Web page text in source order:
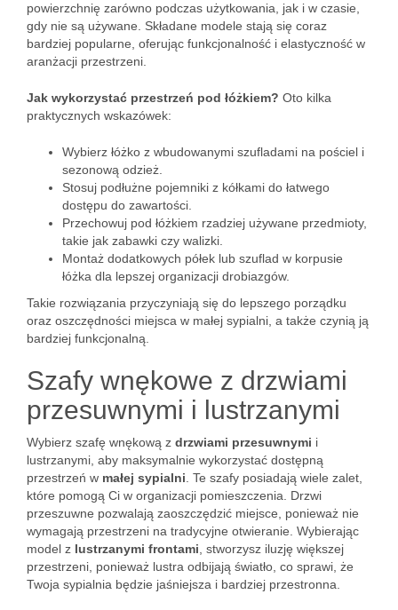
powierzchnię zarówno podczas użytkowania, jak i w czasie,
gdy nie są używane. Składane modele stają się coraz
bardziej popularne, oferując funkcjonalność i elastyczność w
aranżacji przestrzeni.
Jak wykorzystać przestrzeń pod łóżkiem? Oto kilka
praktycznych wskazówek:
Wybierz łóżko z wbudowanymi szufladami na pościel i
sezonową odzież.
Stosuj podłużne pojemniki z kółkami do łatwego
dostępu do zawartości.
Przechowuj pod łóżkiem rzadziej używane przedmioty,
takie jak zabawki czy walizki.
Montaż dodatkowych półek lub szuflad w korpusie
łóżka dla lepszej organizacji drobiazgów.
Takie rozwiązania przyczyniają się do lepszego porządku
oraz oszczędności miejsca w małej sypialni, a także czynią ją
bardziej funkcjonalną.
Szafy wnękowe z drzwiami
przesuwnymi i lustrzanymi
Wybierz szafę wnękową z drzwiami przesuwnymi i
lustrzanymi, aby maksymalnie wykorzystać dostępną
przestrzeń w małej sypialni . Te szafy posiadają wiele zalet,
które pomogą Ci w organizacji pomieszczenia. Drzwi
przeszuwne pozwalają zaoszczędzić miejsce, ponieważ nie
wymagają przestrzeni na tradycyjne otwieranie. Wybierając
model z lustrzanymi frontami , stworzysz iluzję większej
przestrzeni, ponieważ lustra odbijają światło, co sprawi, że
Twoja sypialnia będzie jaśniejsza i bardziej przestronna.